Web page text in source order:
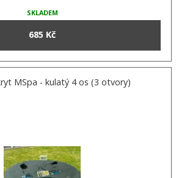
SKLADEM
685 Kč
MSpa - kulatý 4 os (3 otvory)